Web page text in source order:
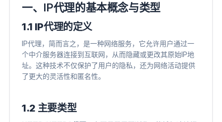
一、IP代理的基本概念与类型
1.1 IP代理的定义
IP代理，简而言之，是一种网络服务，它允许用户通过一
个中介服务器连接到互联网，从而隐藏或更改其原始IP地
址。这种技术不仅保护了用户的隐私，还为网络活动提供
了更大的灵活性和匿名性。
1.2 主要类型